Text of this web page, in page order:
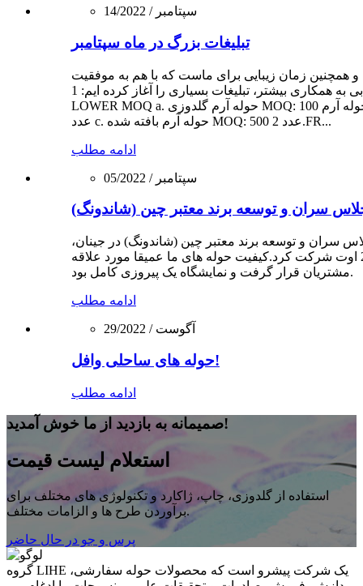
14/ 2022 / سپتامبر
تبلیغات بزرگ در ماه سپتامبر
همچنین زمان زیبایی برای ماست که با هم به موفقیت
برسیم.به منظور دستیابی به همکاری بیشتر، تبلیغات بسیاری را آغاز کرده ایم: 1.
LOWER MOQ a. حوله آرم گلدوزی MOQ: 100 عدد ب. چاپ حوله آرم MOQ: 100
عدد c. حوله آرم بافته شده MOQ: 500 عدد 2.FR...
ادامه مطلب
05/ 2022 / سپتامبر
سران و توسعه برند معتبر چین (شاندونگ) در جینان،
استان شاندونگ در 19 تا 21 اوت شرکت کرد.کیفیت حوله های ما عمیقا مورد علاقه
مشتریان قرار گرفت و نمایشگاه یک پیروزی کامل بود.
ادامه مطلب
29/ 2022 / آگوست
حوله های ساحلی وافل!
ادامه مطلب
صمیمانه به بازدید از ما خوش آمدید!
استعلام لیست قیمت
استفاده از گلدوزی، چاپ، ژاکارد و تکنولوژی های مختلف برای
برآوردن طرح ها و الزامات مختلف.
پرس و جو در حال حاضر
گروه LIHE یک شرکت پیشرو است که محصولات حوله سفارشی،